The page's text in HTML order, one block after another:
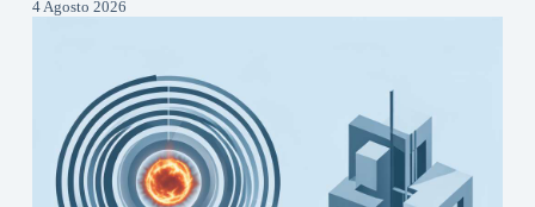
4 Agosto 2026